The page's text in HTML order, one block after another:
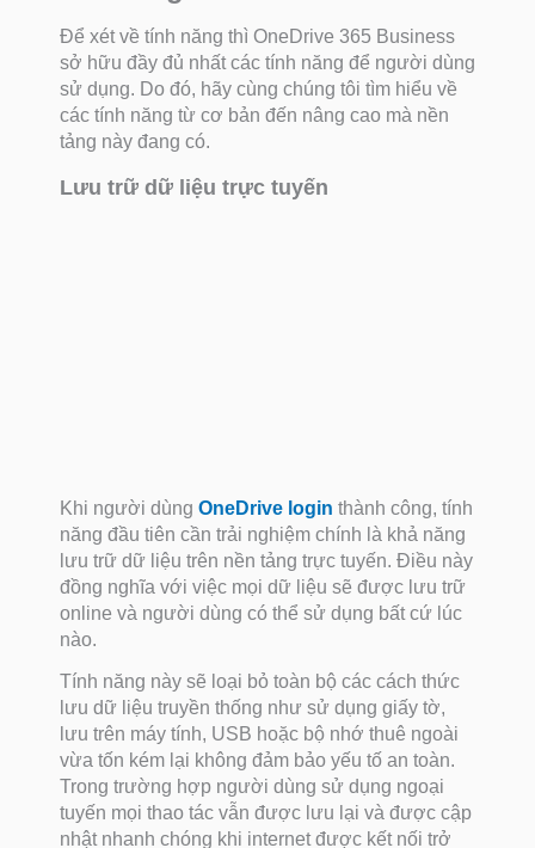
Để xét về tính năng thì OneDrive 365 Business
sở hữu đầy đủ nhất các tính năng để người dùng
sử dụng. Do đó, hãy cùng chúng tôi tìm hiểu về
các tính năng từ cơ bản đến nâng cao mà nền
tảng này đang có.
Lưu trữ dữ liệu trực tuyến
Khi người dùng OneDrive login thành công, tính
năng đầu tiên cần trải nghiệm chính là khả năng
lưu trữ dữ liệu trên nền tảng trực tuyến. Điều này
đồng nghĩa với việc mọi dữ liệu sẽ được lưu trữ
online và người dùng có thể sử dụng bất cứ lúc
nào.
Tính năng này sẽ loại bỏ toàn bộ các cách thức
lưu dữ liệu truyền thống như sử dụng giấy tờ,
lưu trên máy tính, USB hoặc bộ nhớ thuê ngoài
vừa tốn kém lại không đảm bảo yếu tố an toàn.
Trong trường hợp người dùng sử dụng ngoại
tuyến mọi thao tác vẫn được lưu lại và được cập
nhật nhanh chóng khi internet được kết nối trở